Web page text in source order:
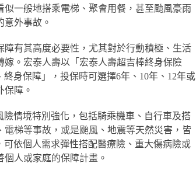
一般地搭乘電梯、聚會用餐，甚至颱風豪雨
外事故。
有其高度必要性，尤其對於行動積極、生活
。宏泰人壽以「宏泰人壽超吉棒終身保險
身保障」，投保時可選擇6年、10年、12年或
保障。
情境特別強化，包括騎乘機車、自行車及搭
梯等事故，或是颱風、地震等天然災害，皆
依個人需求彈性搭配醫療險、重大傷病險或
人或家庭的保障計畫。